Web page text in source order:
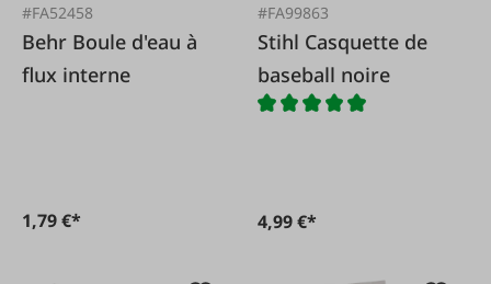
#FA52458
Behr Boule d'eau à
flux interne
1,79 €*
#FA99863
Stihl Casquette de
baseball noire
4,99 €*